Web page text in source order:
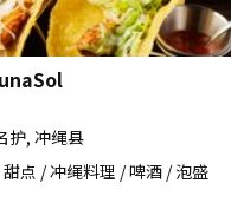
护, 冲绳县
点 / 冲绳料理 / 啤酒 / 泡盛